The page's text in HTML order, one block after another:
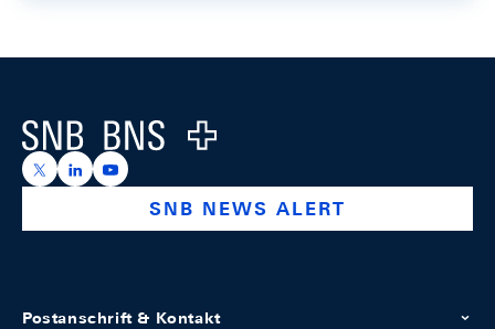
Logo
https://x.com/snb_bns
https://ch.linkedin.com/company/swiss-national-
https://www.youtube.com/@swissnationalbank
SNB NEWS ALERT
Postanschrift & Kontakt